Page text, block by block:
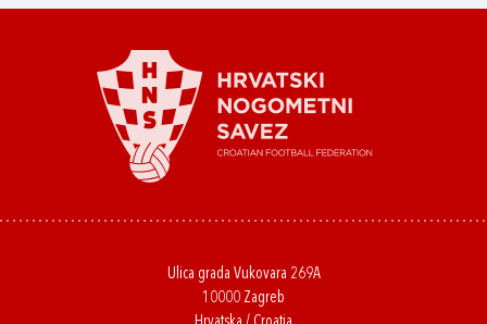
Ulica grada Vukovara 269A
10000 Zagreb